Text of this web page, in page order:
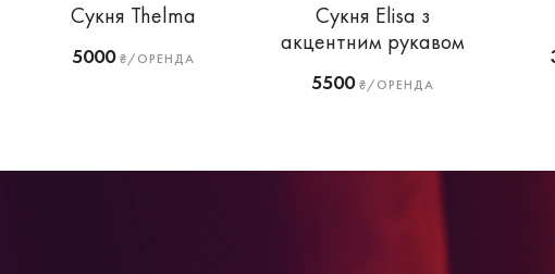
Сукня Thelma
5000₴/ОРЕНДА
Сукня Elisa з
акцентним рукавом
5500₴/ОРЕНДА